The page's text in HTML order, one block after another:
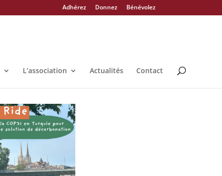
Adhérez Donnez Bénévolez
L’association Actualités Contact